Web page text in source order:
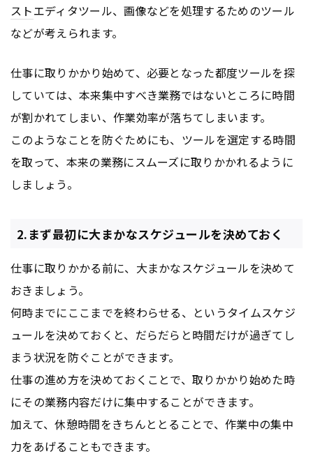
ストエディタツール、画像などを処理するためのツール
などが考えられます。
仕事に取りかかり始めて、必要となった都度ツールを探
していては、本来集中すべき業務ではないところに時間
が割かれてしまい、作業効率が落ちてしまいます。
このようなことを防ぐためにも、ツールを選定する時間
を取って、本来の業務にスムーズに取りかかれるように
しましょう。
2.まず最初に大まかなスケジュールを決めておく
仕事に取りかかる前に、大まかなスケジュールを決めて
おきましょう。
何時までにここまでを終わらせる、というタイムスケジ
ュールを決めておくと、だらだらと時間だけが過ぎてし
まう状況を防ぐことができます。
仕事の進め方を決めておくことで、取りかかり始めた時
にその業務内容だけに集中することができます。
加えて、休憩時間をきちんととることで、作業中の集中
力をあげることもできます。